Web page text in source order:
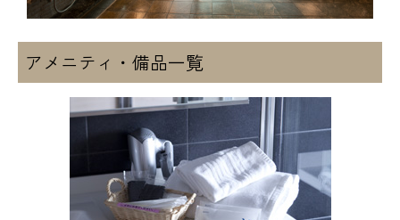
アメニティ・備品一覧